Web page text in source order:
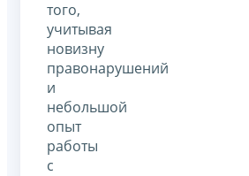
того,
учитывая
новизну
правонарушений
и
небольшой
опыт
работы
с